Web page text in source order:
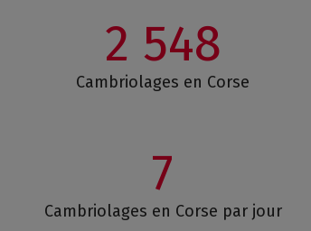
2 548
Cambriolages en Corse
7
Cambriolages en Corse par jour